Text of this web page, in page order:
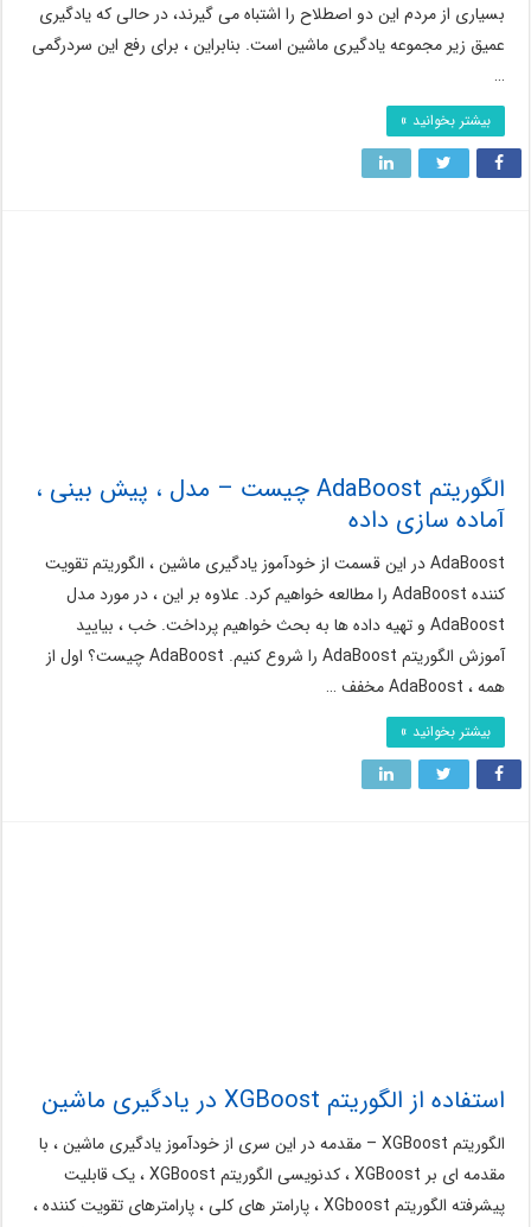
بسیاری از مردم این دو اصطلاح را اشتباه می گیرند، در حالی که یادگیری
عمیق زیر مجموعه یادگیری ماشین است. بنابراین ، برای رفع این سردرگمی
…
بیشتر بخوانید »
الگوریتم AdaBoost چیست – مدل ، پیش بینی ،
آماده سازی داده
AdaBoost در این قسمت از خودآموز یادگیری ماشین ، الگوریتم تقویت
کننده AdaBoost را مطالعه خواهیم کرد. علاوه بر این ، در مورد مدل
AdaBoost و تهیه داده ها به بحث خواهیم پرداخت. خب ، بیایید
آموزش الگوریتم AdaBoost را شروع کنیم. AdaBoost چیست؟ اول از
همه ، AdaBoost مخفف …
بیشتر بخوانید »
استفاده از الگوریتم XGBoost در یادگیری ماشین
الگوریتم XGBoost – مقدمه در این سری از خودآموز یادگیری ماشین ، با
مقدمه ای بر XGBoost ، کدنویسی الگوریتم XGBoost ، یک قابلیت
پیشرفته الگوریتم XGboost ، پارامتر های کلی ، پارامترهای تقویت کننده ،